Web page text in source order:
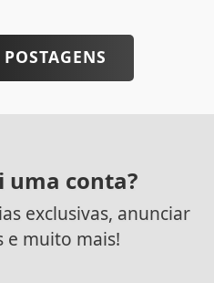
uma conta?
exclusivas, anunciar
e muito mais!